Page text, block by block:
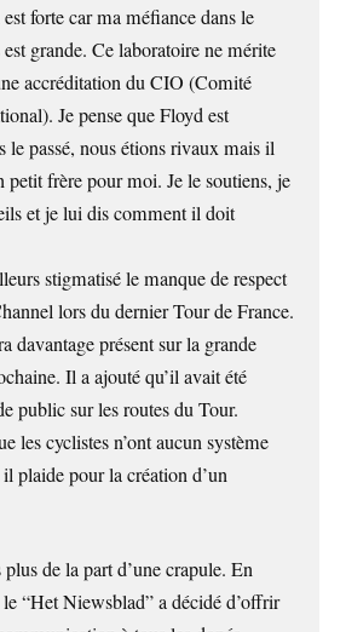
forte car ma méfiance dans le
grande. Ce laboratoire ne mérite
accréditation du CIO (Comité
Je pense que Floyd est
passé, nous étions rivaux mais il
petit frère pour moi. Je le soutiens, je
et je lui dis comment il doit
stigmatisé le manque de respect
lors du dernier Tour de France.
davantage présent sur la grande
Il a ajouté qu’il avait été
public sur les routes du Tour.
les cyclistes n’ont aucun système
plaide pour la création d’un
de la part d’une crapule. En
“Het Niewsblad” a décidé d’offrir